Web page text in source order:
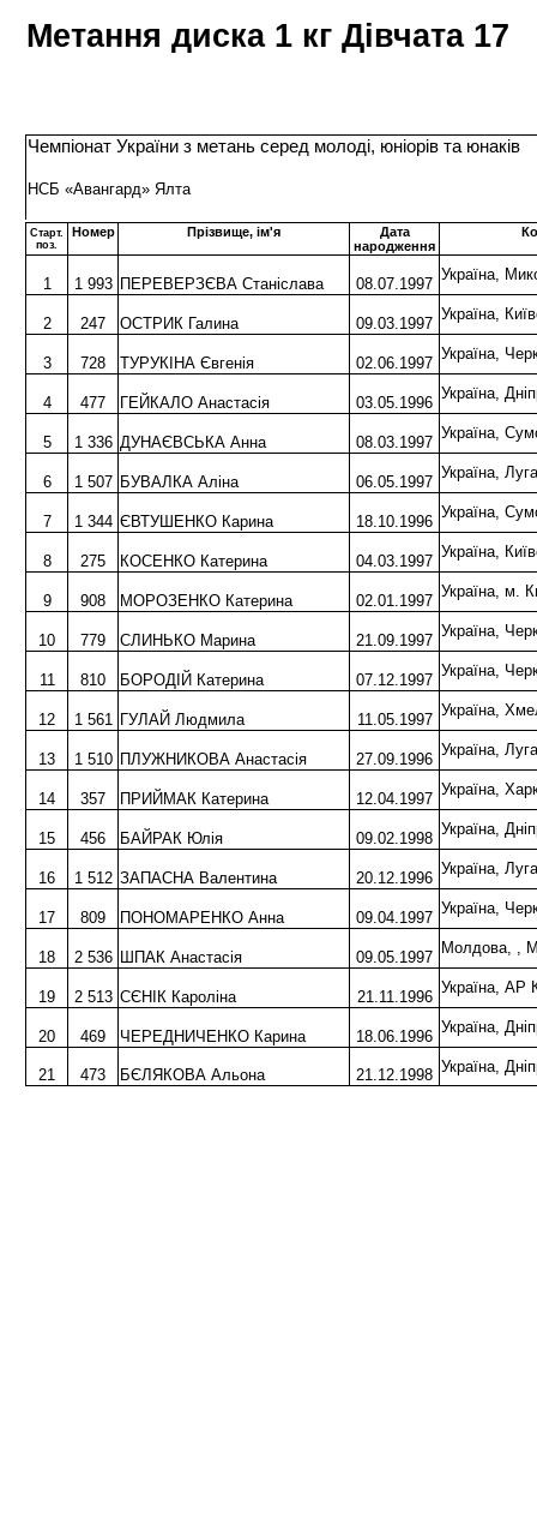
Метання диска 1 кг Дівчата 17
Чемпіонат України з метань серед молоді, юніорів та юнаків
НСБ «Авангард» Ялта
Старт.
поз.
Номер Прізвище, ім'я
Дата
народження
1 1 993 ПЕРЕВЕРЗЄВА Станіслава 08.07.1997
Україна,
2 247 ОСТРИК Галина 09.03.1997
Україна,
3 728 ТУРУКІНА Євгенія 02.06.1997
Україна,
4 477 ГЕЙКАЛО Анастасія 03.05.1996
Україна,
5 1 336 ДУНАЄВСЬКА Анна 08.03.1997
Україна,
6 1 507 БУВАЛКА Аліна 06.05.1997
Україна,
7 1 344 ЄВТУШЕНКО Карина 18.10.1996
Україна,
8 275 КОСЕНКО Катерина 04.03.1997
Україна,
9 908 МОРОЗЕНКО Катерина 02.01.1997
Україна,
10 779 СЛИНЬКО Марина 21.09.1997
Україна,
11 810 БОРОДІЙ Катерина 07.12.1997
Україна,
12 1 561 ГУЛАЙ Людмила 11.05.1997
Україна,
13 1 510 ПЛУЖНИКОВА Анастасія 27.09.1996
Україна,
14 357 ПРИЙМАК Катерина 12.04.1997
Україна,
15 456 БАЙРАК Юлія 09.02.1998
Україна,
16 1 512 ЗАПАСНА Валентина 20.12.1996
Україна,
17 809 ПОНОМАРЕНКО Анна 09.04.1997
Україна,
18 2 536 ШПАК Анастасія 09.05.1997
Молдова, ,
19 2 513 СЄНІК Кароліна 21.11.1996
Україна,
20 469 ЧЕРЕДНИЧЕНКО Карина 18.06.1996
Україна,
21 473 БЄЛЯКОВА Альона 21.12.1998 Україна,